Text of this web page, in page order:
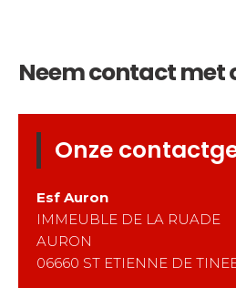
Onze
Esf Auron
IMMEUBLE DE LA RUADE
AURON
06660 ST ETIENNE DE
Neem contact met